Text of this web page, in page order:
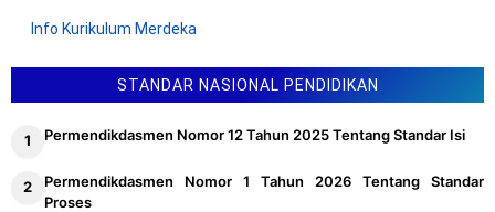
Info Kurikulum Merdeka
STANDAR NASIONAL PENDIDIKAN
Permendikdasmen Nomor 12 Tahun 2025 Tentang Standar Isi
Permendikdasmen Nomor 1 Tahun 2026 Tentang Standar
Proses